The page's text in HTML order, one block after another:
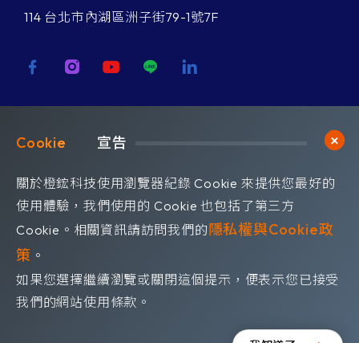
©OrangeRed Technology CO. LTD. All rights reserved.
Design byWDD. 隱私權政策
114 台北市內湖區洲子街79-1號7F
宣告
關於橙鋐科技使用瀏覽器紀錄 Cookie 來提供您最好的
使用體驗，我們使用的 Cookie 也包括了第三方
Cookie。相關資訊請訪問我們的隱私權與Cookie政
策 。
如果您選擇繼續瀏覽或關閉這個提示，便表示您已接受
我們的網站使用條款。